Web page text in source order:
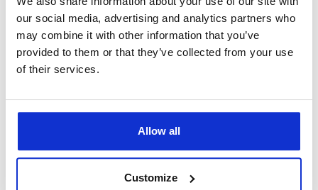
our social media, advertising and analytics partners who
may combine it with other information that you’ve
provided to them or that they’ve collected from your use
of their services.
Allow all
Customize
udforske, lege og socialisere med andre hunde, samtidig
med at du nyder den smukke natur og skaber minder, der
varer ved. Babylone Hundeskov er det perfekte sted at
skabe gode oplevelser for både hunde og deres ejere.
Babylone Hundeskov